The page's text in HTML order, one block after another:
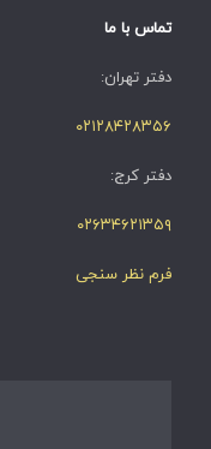
تماس با ما
دفتر تهران:
۰۲۱۲۸۴۲۸۳۵۶
دفتر کرج:
۰۲۶۳۴۶۲۱۳۵۹
فرم نظر سنجی